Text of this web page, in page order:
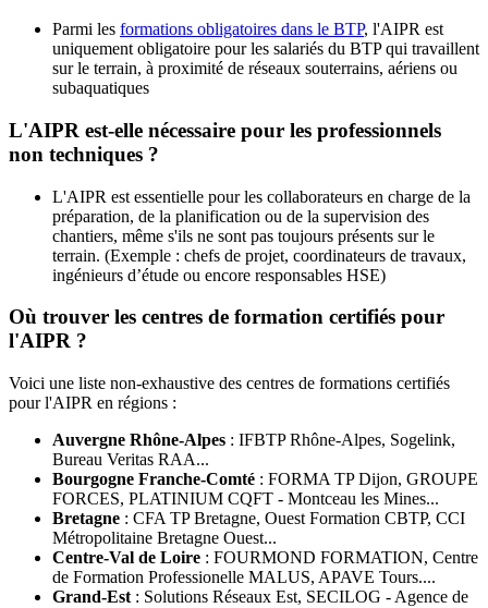
Parmi les formations obligatoires dans le BTP, l'AIPR est
uniquement obligatoire pour les salariés du BTP qui travaillent
sur le terrain, à proximité de réseaux souterrains, aériens ou
subaquatiques
L'AIPR est-elle nécessaire pour les professionnels
non techniques ?
L'AIPR est essentielle pour les collaborateurs en charge de la
préparation, de la planification ou de la supervision des
chantiers, même s'ils ne sont pas toujours présents sur le
terrain. (Exemple : chefs de projet, coordinateurs de travaux,
ingénieurs d’étude ou encore responsables HSE)
Où trouver les centres de formation certifiés pour
l'AIPR ?
Voici une liste non-exhaustive des centres de formations certifiés
pour l'AIPR en régions :
Auvergne Rhône-Alpes : IFBTP Rhône-Alpes, Sogelink,
Bureau Veritas RAA...
Bourgogne Franche-Comté : FORMA TP Dijon, GROUPE
FORCES, PLATINIUM CQFT - Montceau les Mines...
Bretagne : CFA TP Bretagne, Ouest Formation CBTP, CCI
Métropolitaine Bretagne Ouest...
Centre-Val de Loire : FOURMOND FORMATION, Centre
de Formation Professionelle MALUS, APAVE Tours....
Grand-Est : Solutions Réseaux Est, SECILOG - Agence de